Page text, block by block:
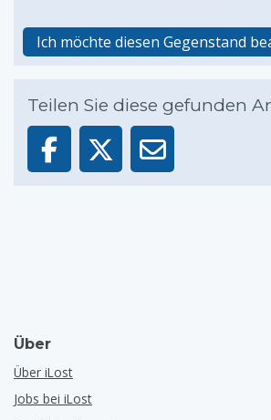
Ich möchte diesen Gegenstand
Teilen Sie diese gefunden
Über
Über iLost
Jobs bei iLost